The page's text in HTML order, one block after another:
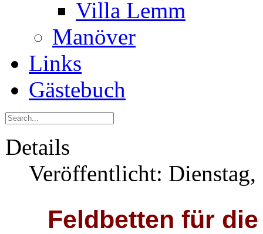
Villa Lemm
Manöver
Links
Gästebuch
Details
Veröffentlicht:
Feldbetten für